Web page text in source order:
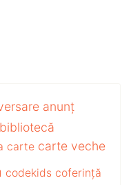
anunț
bibliotecă
carte carte veche
codekids coferință